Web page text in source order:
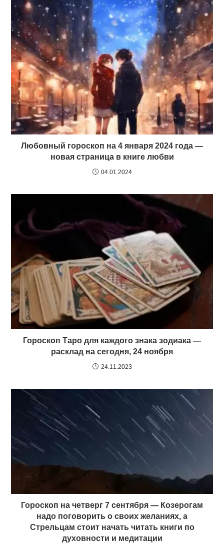
Любовный гороскоп на 4 января 2024 года —
новая страница в книге любви
04.01.2024
Гороскоп Таро для каждого знака зодиака —
расклад на сегодня, 24 ноября
24.11.2023
Гороскоп на четверг 7 сентября — Козерогам
надо поговорить о своих желаниях, а
Стрельцам стоит начать читать книги по
духовности и медитации